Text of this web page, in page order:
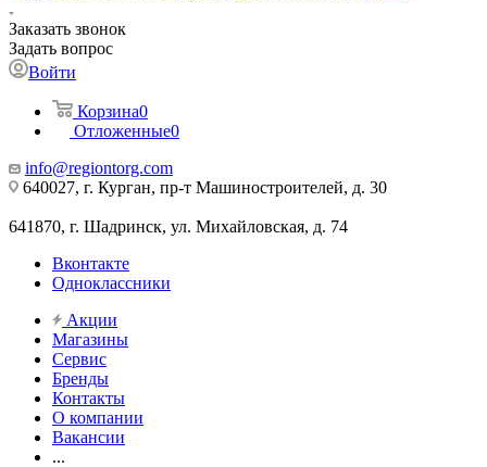
Заказать звонок
Задать вопрос
Войти
Корзина0
Отложенные0
info@regiontorg.com
640027, г. Курган, пр-т Машиностроителей, д. 30
641870, г. Шадринск, ул. Михайловская, д. 74
Вконтакте
Одноклассники
Акции
Магазины
Сервис
Бренды
Контакты
О компании
Вакансии
...